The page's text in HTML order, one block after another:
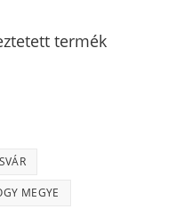
termék
MEGYE